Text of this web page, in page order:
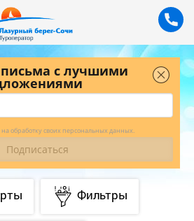
с лучшими
на обработку своих персональных данных.
Фильтры